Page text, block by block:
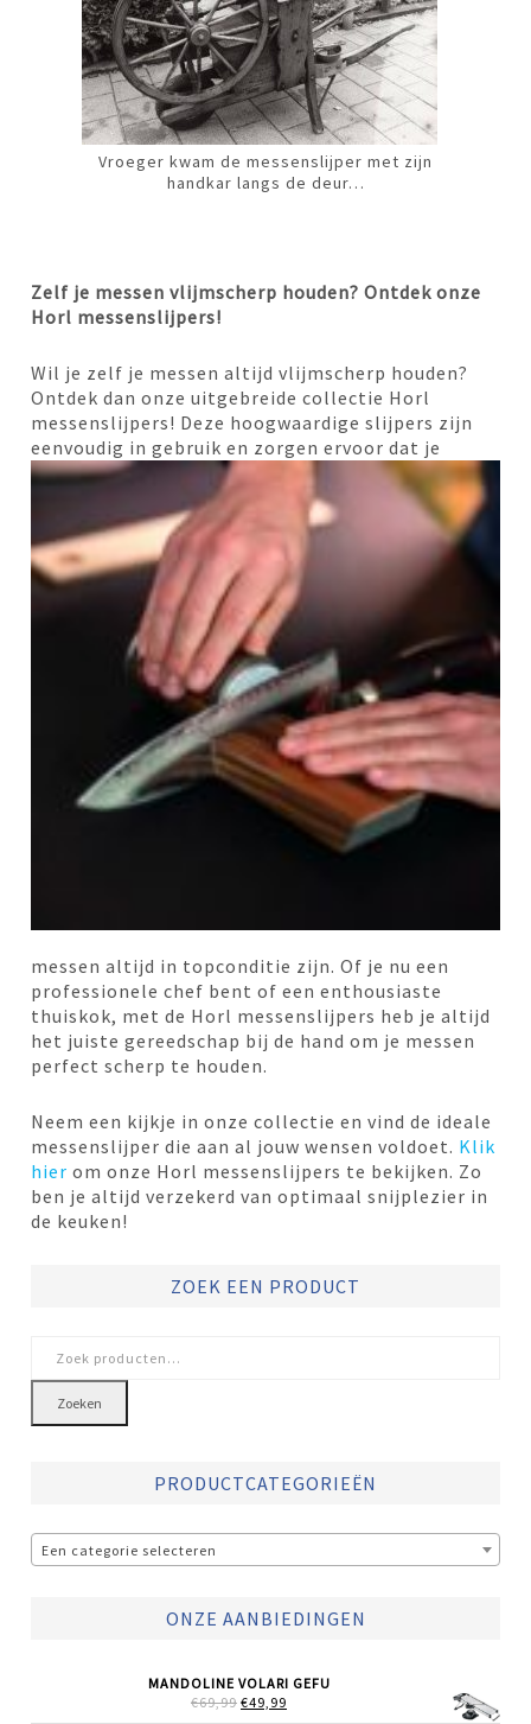
Vroeger kwam de messenslijper met zijn
handkar langs de deur…
Zelf je messen vlijmscherp houden? Ontdek onze
Horl messenslijpers!
Wil je zelf je messen altijd vlijmscherp houden?
Ontdek dan onze uitgebreide collectie Horl
messenslijpers! Deze hoogwaardige slijpers zijn
eenvoudig in gebruik en zorgen ervoor dat je
messen altijd in topconditie zijn. Of je nu een
professionele chef bent of een enthousiaste
thuiskok, met de Horl messenslijpers heb je altijd
het juiste gereedschap bij de hand om je messen
perfect scherp te houden.
Neem een kijkje in onze collectie en vind de ideale
messenslijper die aan al jouw wensen voldoet. Klik
hier om onze Horl messenslijpers te bekijken. Zo
ben je altijd verzekerd van optimaal snijplezier in
de keuken!
ZOEK EEN PRODUCT
naar:
Zoeken
PRODUCTCATEGORIEËN
Een categorie selecteren
ONZE AANBIEDINGEN
MANDOLINE VOLARI GEFU
€69,99 OORSPRONKELIJKE
€49,99